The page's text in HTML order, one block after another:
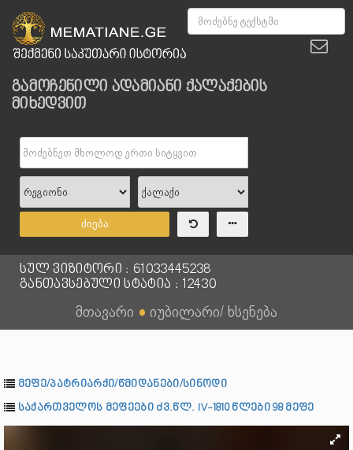
გამოჩენილი ადამიანი ქალაქების
მიხედვით
ძიება
სულ ვიზიტორი : 61033445238
განთავსებული სტატია : 12430
მთავარი ● იუბილარი/ ხსენება
მეფე/პატრიარქი/წმიდანები/სინოდი
საქართველოს მეფეები ძვ.წლ. IV-1810 წლები 98 მეფე